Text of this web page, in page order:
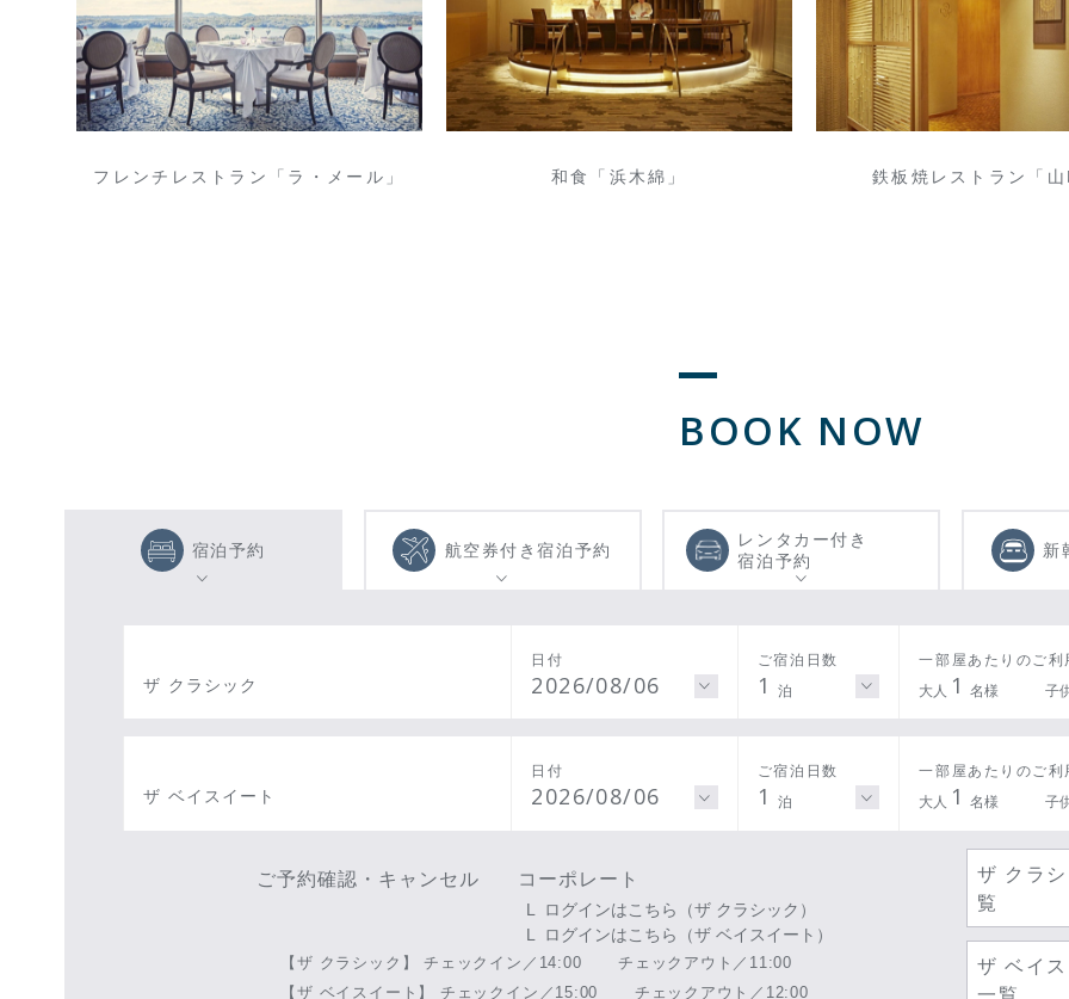
フレンチレストラン「ラ・メール」 和食「浜木綿」 鉄板焼レストラン「
BOOK NOW
宿泊予約 航空券付き宿泊予約
レンタカー付き
宿泊予約
新
ザ クラシック
日付
2026/08/06
ご宿泊日数
1 泊
一部屋あたりのご利
大人 1 名様 子
ザ ベイスイート
日付
2026/08/06
ご宿泊日数
1 泊
一部屋あたりのご利
大人 1 名様 子
ザ クラ
覧
ザ ベイ
一覧
ご予約確認・キャンセル コーポレート
ログインはこちら（ザ クラシック）
ログインはこちら（ザ ベイスイート）
【ザ クラシック】チェックイン／14:00
チェックアウト／11:00
【ザ ベイスイート】 チェックイン／15:00 チェックアウト／12:00